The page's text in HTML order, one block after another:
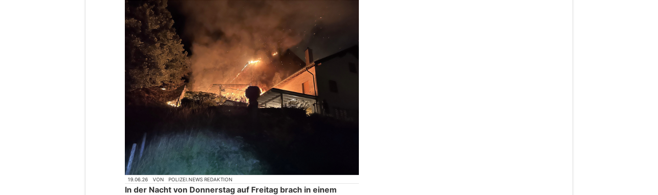
19.06.26 VON POLIZEI.NEWS REDAKTION
In der Nacht von Donnerstag auf Freitag brach in einem